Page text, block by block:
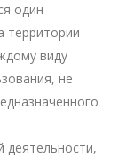
один
территории
виду
не
деятельности,